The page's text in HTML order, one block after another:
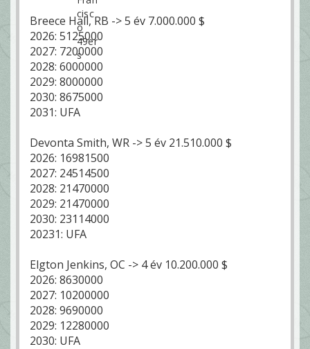
Breece Hall, RB -> 5 év 7.000.000 $
2026: 5125000
2027: 7200000
2028: 6000000
2029: 8000000
2030: 8675000
2031: UFA
Devonta Smith, WR -> 5 év 21.510.000 $
2026: 16981500
2027: 24514500
2028: 21470000
2029: 21470000
2030: 23114000
20231: UFA
Elgton Jenkins, OC -> 4 év 10.200.000 $
2026: 8630000
2027: 10200000
2028: 9690000
2029: 12280000
2030: UFA